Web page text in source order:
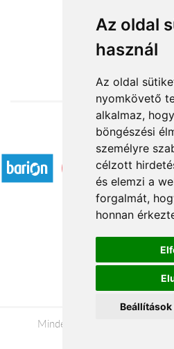
Az oldal
használ
Az oldal
nyomkövető
alkalmaz,
böngészési
személyre
célzott
és elemzi a
forgalmát,
honnan
Sárga-
18 360 Ft-
Elfogadott
Á.SZ.F.
Adatkezelési
Minden jog fenntartva © 2026